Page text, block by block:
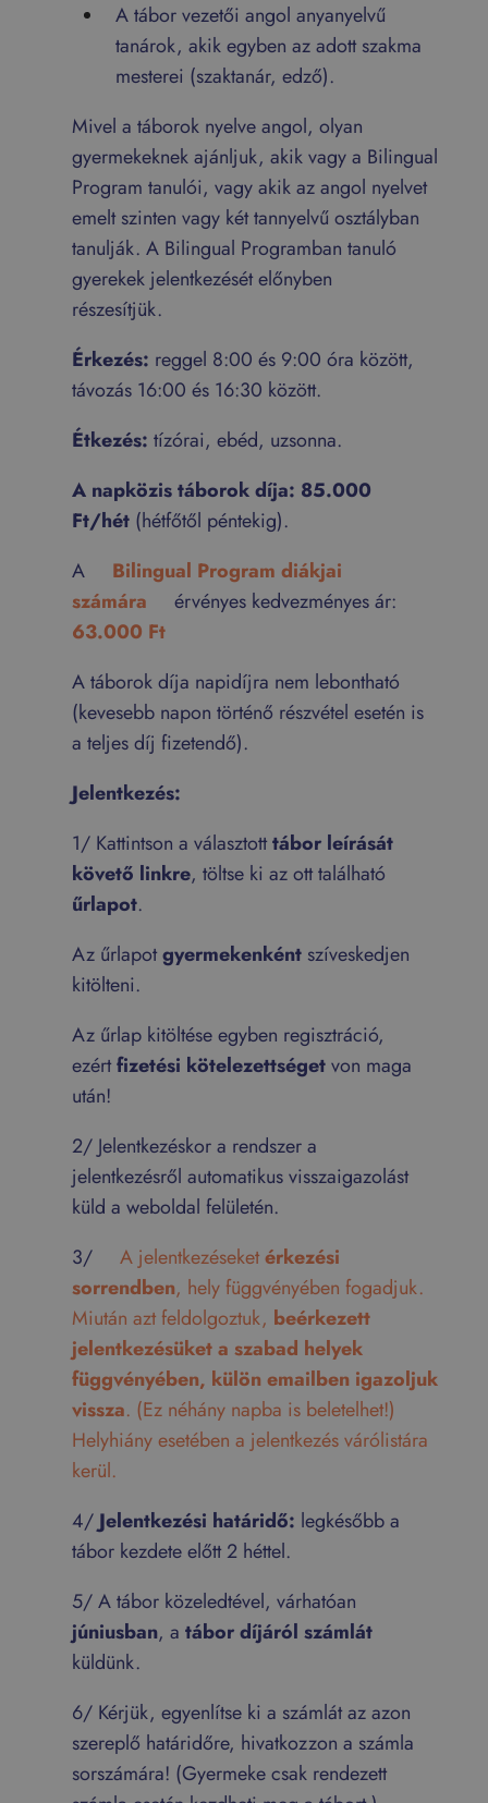
A tábor vezetői angol anyanyelvű
tanárok, akik egyben az adott szakma
mesterei (szaktanár, edző).
Mivel a táborok nyelve angol, olyan
gyermekeknek ajánljuk, akik vagy a Bilingual
Program tanulói, vagy akik az angol nyelvet
emelt szinten vagy két tannyelvű osztályban
tanulják. A Bilingual Programban tanuló
gyerekek jelentkezését előnyben
részesítjük.
Érkezés: reggel 8:00 és 9:00 óra között,
távozás 16:00 és 16:30 között.
Étkezés: tízórai, ebéd, uzsonna.
A napközis táborok díja: 85.000
Ft/hét (hétfőtől péntekig).
A
Bilingual Program diákjai
számára
érvényes kedvezményes ár:
63.000 Ft
A táborok díja napidíjra nem lebontható
(kevesebb napon történő részvétel esetén is
a teljes díj fizetendő).
Jelentkezés:
1/ Kattintson a választotttábor leírását
követő linkre, töltse ki az ott található
űrlapot.
Az űrlapotgyermekenként szíveskedjen
kitölteni.
Az űrlap kitöltése egyben regisztráció,
ezértfizetési kötelezettségetvon maga
után!
2/ Jelentkezéskor a rendszer a
jelentkezésről automatikus visszaigazolást
küld a weboldal felületén.
3/
A jelentkezéseketérkezési
sorrendben, hely függvényében fogadjuk.
Miután azt feldolgoztuk, beérkezett
jelentkezésüket a szabad helyek
függvényében, külön emailben igazoljuk
vissza. (Ez néhány napba is beletelhet!)
Helyhiány esetében a jelentkezés várólistára
kerül.
4/ Jelentkezési határidő: legkésőbb a
tábor kezdete előtt 2 héttel.
5/ A tábor közeledtével, várhatóan
júniusban, a tábor díjáról számlát
küldünk.
6/ Kérjük, egyenlítse ki a számlát az azon
szereplő határidőre, hivatkozzon a számla
sorszámára! (Gyermeke csak rendezett